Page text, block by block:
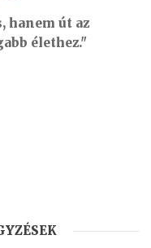
hanem út az
élethez."